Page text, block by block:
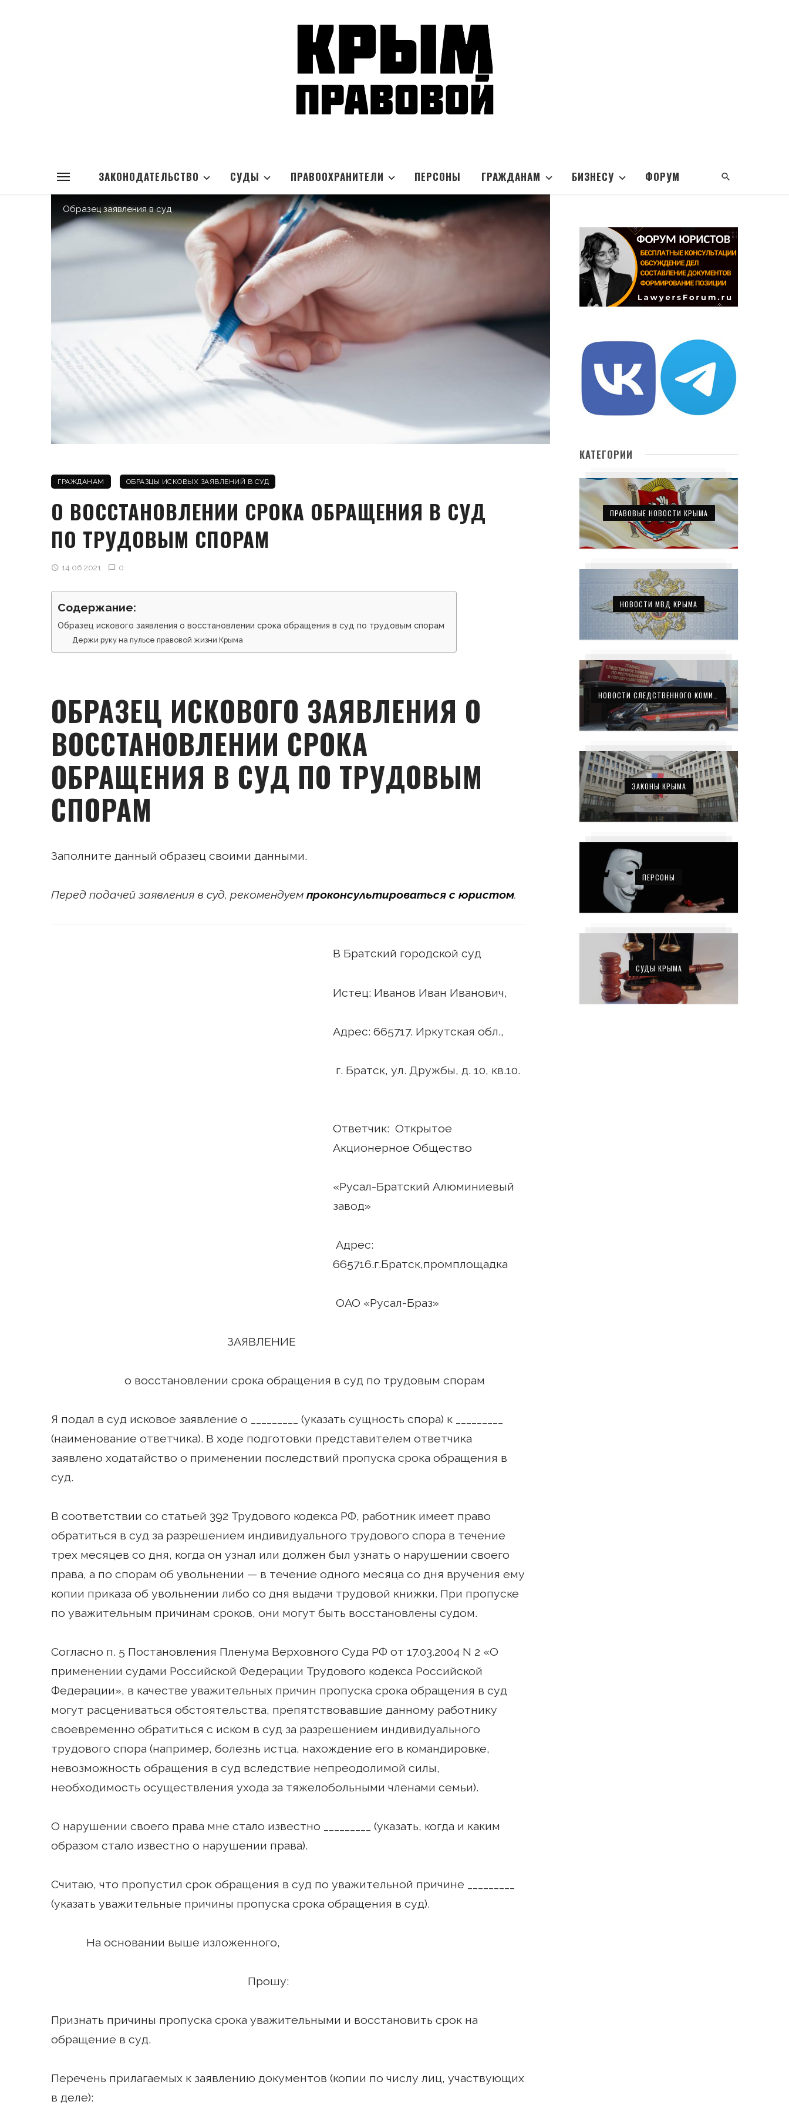
ЗАКОНОДАТЕЛЬСТВО СУДЫ ПРАВООХРАНИТЕЛИ ПЕРСОНЫ ГРАЖДАНАМ БИЗНЕСУ ФОРУМ
Образец заявления в суд
ГРАЖДАНАМ ОБРАЗЦЫ ИСКОВЫХ ЗАЯВЛЕНИЙ В СУД
О ВОССТАНОВЛЕНИИ СРОКА ОБРАЩЕНИЯ В СУД
ПО ТРУДОВЫМ СПОРАМ
14.06.2021 0
Содержание:
Образец искового заявления о восстановлении срока обращения в суд по трудовым спорам
Держи руку на пульсе правовой жизни Крыма
ОБРАЗЕЦ ИСКОВОГО ЗАЯВЛЕНИЯ О
ВОССТАНОВЛЕНИИ СРОКА
ОБРАЩЕНИЯ В СУД ПО ТРУДОВЫМ
СПОРАМ
Заполните данный образец своими данными.
Перед подачей заявления в суд, рекомендуем проконсультироваться с юристом.
В Братский городской суд
Истец: Иванов Иван Иванович,
Адрес: 665717. Иркутская обл.,
г. Братск, ул. Дружбы, д. 10, кв.10.
Ответчик: Открытое
Акционерное Общество
«Русал-Братский Алюминиевый
завод»
Адрес:
665716.г.Братск,промплощадка
ОАО «Русал-Браз»
ЗАЯВЛЕНИЕ
о восстановлении срока обращения в суд по трудовым спорам
Я подал в суд исковое заявление о _________ (указать сущность спора) к _________
(наименование ответчика). В ходе подготовки представителем ответчика
заявлено ходатайство о применении последствий пропуска срока обращения в
суд.
В соответствии со статьей 392 Трудового кодекса РФ, работник имеет право
обратиться в суд за разрешением индивидуального трудового спора в течение
трех месяцев со дня, когда он узнал или должен был узнать о нарушении своего
права, а по спорам об увольнении — в течение одного месяца со дня вручения ему
копии приказа об увольнении либо со дня выдачи трудовой книжки. При пропуске
по уважительным причинам сроков, они могут быть восстановлены судом.
Согласно п. 5 Постановления Пленума Верховного Суда РФ от 17.03.2004 N 2 «О
применении судами Российской Федерации Трудового кодекса Российской
Федерации», в качестве уважительных причин пропуска срока обращения в суд
могут расцениваться обстоятельства, препятствовавшие данному работнику
своевременно обратиться с иском в суд за разрешением индивидуального
трудового спора (например, болезнь истца, нахождение его в командировке,
невозможность обращения в суд вследствие непреодолимой силы,
необходимость осуществления ухода за тяжелобольными членами семьи).
О нарушении своего права мне стало известно _________ (указать, когда и каким
образом стало известно о нарушении права).
Считаю, что пропустил срок обращения в суд по уважительной причине _________
(указать уважительные причины пропуска срока обращения в суд).
На основании выше изложенного,
Прошу:
Признать причины пропуска срока уважительными и восстановить срок на
обращение в суд.
Перечень прилагаемых к заявлению документов (копии по числу лиц, участвующих
в деле):
КАТЕГОРИИ
ПРАВОВЫЕ НОВОСТИ КРЫМА
НОВОСТИ МВД КРЫМА
ЗАКОНЫ КРЫМА
ПЕРСОНЫ
СУДЫ КРЫМА